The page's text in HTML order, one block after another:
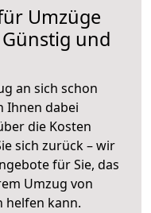
Umzüge
Günstig und
an sich schon
Ihnen dabei
die Kosten
sich zurück – wir
für Sie, das
Umzug von
helfen kann.